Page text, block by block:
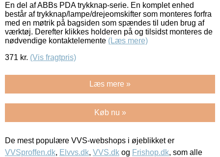
En del af ABBs PDA trykknap-serie. En komplet enhed
består af trykknap/lampe/drejeomskifter som monteres forfra
med en møtrik på bagsiden som spændes til uden brug af
værktøj. Derefter klikkes holderen på og tilsidst monteres de
nødvendige kontaktelemente (Læs mere)
371 kr. (Vis fragtpris)
Læs mere »
Køb nu »
De mest populære VVS-webshops i øjeblikket er
VVSproffen.dk, Elvvs.dk, VVS.dk og Frishop.dk, som alle